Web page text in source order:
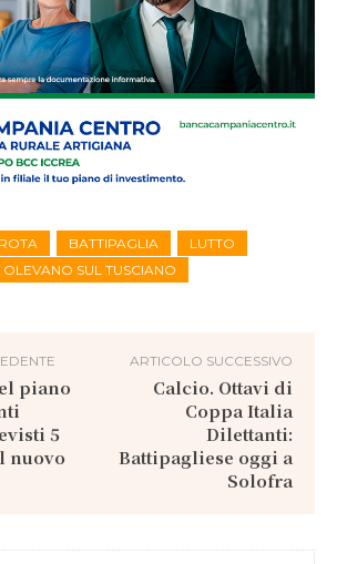
BATTIPAGLIA
LUTTO
OLEVANO SUL TUSCIANO
piano
5
nuovo
ARTICOLO SUCCESSIVO
Calcio. Ottavi di
Coppa Italia
Dilettanti:
Battipagliese oggi a
Solofra